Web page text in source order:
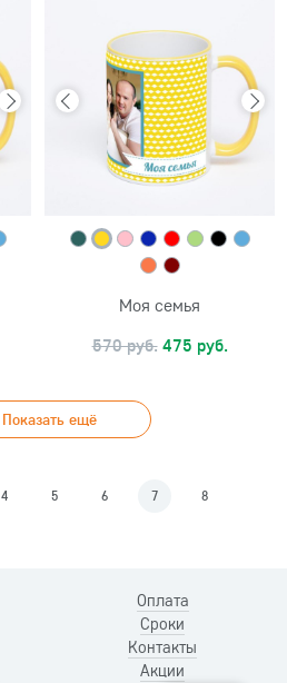
Моя семья
570 руб. 475 руб.
Показать ещё
4 5 6 7 8
Оплата
Сроки
Контакты
Акции